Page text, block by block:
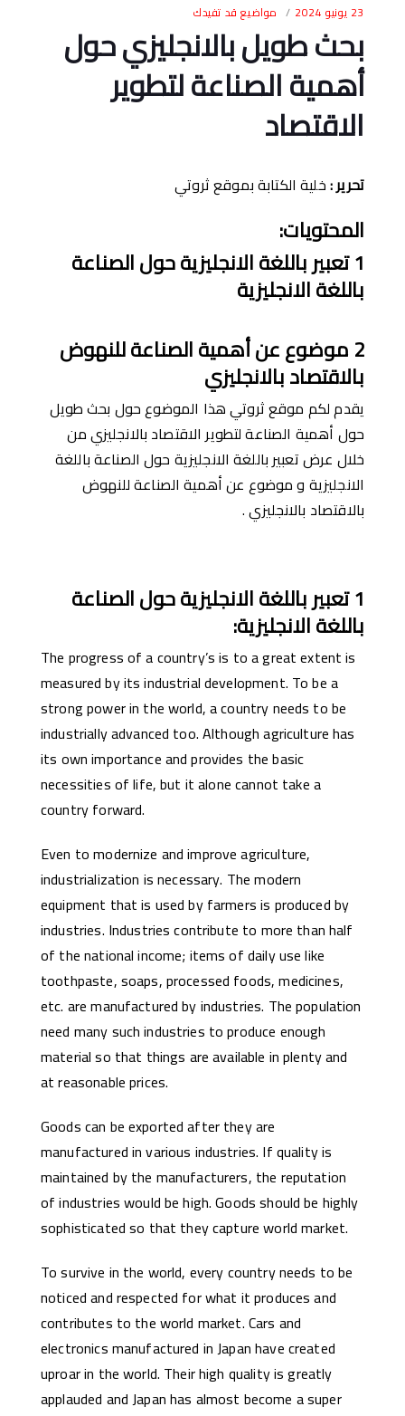
23 يونيو 2024 مواضيع قد تفيدك
بحث طويل بالانجليزي حول
أهمية الصناعة لتطوير
الاقتصاد
تحرير:خلية الكتابة بموقع ثروتي
المحتويات:
1تعبير باللغة الانجليزية حول الصناعة
باللغة الانجليزية
2موضوع عن أهمية الصناعة للنهوض
بالاقتصاد بالانجليزي
يقدم لكم موقع ثروتي هذا الموضوع حول بحث طويل
حول أهمية الصناعة لتطوير الاقتصاد بالانجليزي من
خلال عرض تعبير باللغة الانجليزية حول الصناعة باللغة
الانجليزية و موضوع عن أهمية الصناعة للنهوض
بالاقتصاد بالانجليزي .
1تعبير باللغة الانجليزية حول الصناعة
باللغة الانجليزية:
The progress of a country’s is to a great extent is
measured by its industrial development. To be a
strong power in the world, a country needs to be
industrially advanced too. Although agriculture has
its own importance and provides the basic
necessities of life, but it alone cannot take a
country forward.
Even to modernize and improve agriculture,
industrialization is necessary. The modern
equipment that is used by farmers is produced by
industries. Industries contribute to more than half
of the national income; items of daily use like
toothpaste, soaps, processed foods, medicines,
etc. are manufactured by industries. The population
need many such industries to produce enough
material so that things are available in plenty and
at reasonable prices.
Goods can be exported after they are
manufactured in various industries. If quality is
maintained by the manufacturers, the reputation
of industries would be high. Goods should be highly
sophisticated so that they capture world market.
To survive in the world, every country needs to be
noticed and respected for what it produces and
contributes to the world market. Cars and
electronics manufactured in Japan have created
uproar in the world. Their high quality is greatly
applauded and Japan has almost become a super